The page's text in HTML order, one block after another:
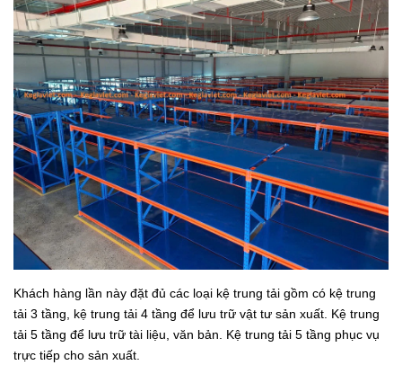
Khách hàng lần này đặt đủ các loại kệ trung tải gồm có kệ trung
tải 3 tầng, kệ trung tải 4 tầng để lưu trữ vật tư sản xuất. Kệ trung
tải 5 tầng để lưu trữ tài liệu, văn bản. Kệ trung tải 5 tầng phục vụ
trực tiếp cho sản xuất.